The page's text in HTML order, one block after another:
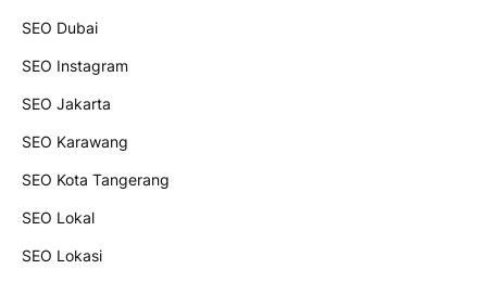
SEO Dubai
SEO Instagram
SEO Jakarta
SEO Karawang
SEO Kota Tangerang
SEO Lokal
SEO Lokasi